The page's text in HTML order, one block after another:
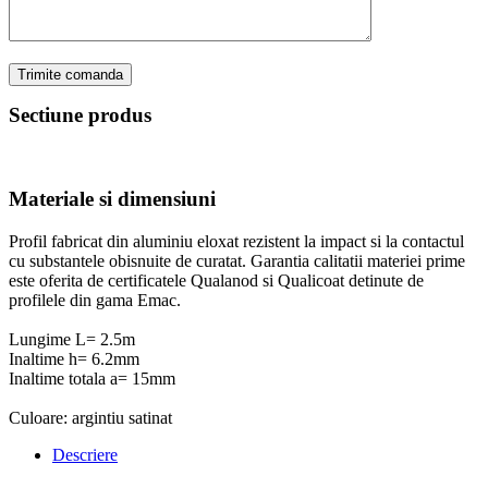
Sectiune produs
Materiale si dimensiuni
Profil fabricat din aluminiu eloxat rezistent la impact si la contactul
cu substantele obisnuite de curatat. Garantia calitatii materiei prime
este oferita de certificatele Qualanod si Qualicoat detinute de
profilele din gama Emac.
Lungime L= 2.5m
Inaltime h= 6.2mm
Inaltime totala a= 15mm
Culoare: argintiu satinat
Descriere